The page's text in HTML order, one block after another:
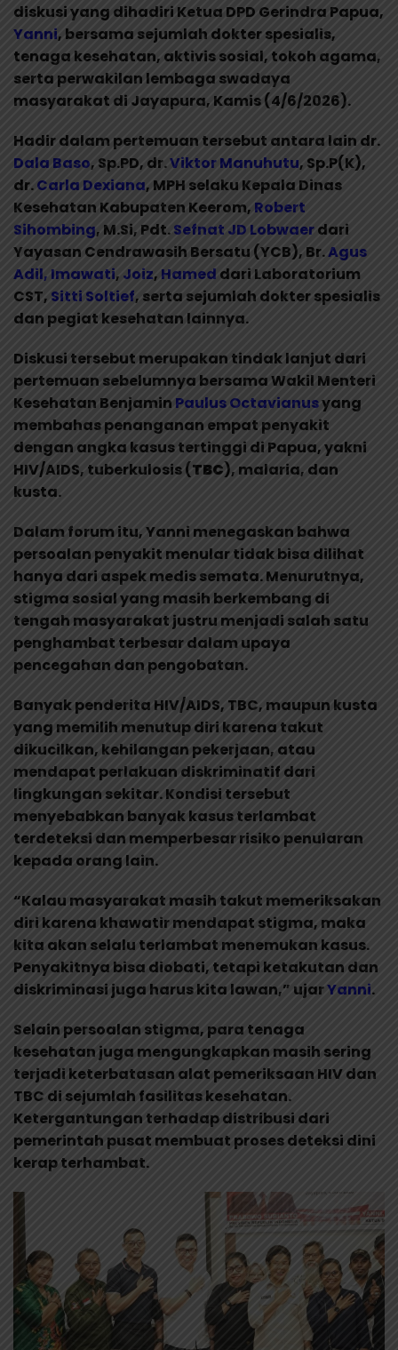
diskusi yang dihadiri Ketua DPD Gerindra Papua,
Yanni, bersama sejumlah dokter spesialis,
tenaga kesehatan, aktivis sosial, tokoh agama,
serta perwakilan lembaga swadaya
masyarakat di Jayapura, Kamis (4/6/2026).
Hadir dalam pertemuan tersebut antara lain dr.
Dala Baso, Sp.PD, dr.Viktor Manuhutu, Sp.P(K),
dr.Carla Dexiana, MPH selaku Kepala Dinas
Kesehatan Kabupaten Keerom, Robert
Sihombing, M.Si, Pdt.Sefnat JD Lobwaerdari
Yayasan Cendrawasih Bersatu (YCB), Br.Agus
Adil, Imawati, Joiz, Hamed dari Laboratorium
CST, Sitti Soltief, serta sejumlah dokter spesialis
dan pegiat kesehatan lainnya.
Diskusi tersebut merupakan tindak lanjut dari
pertemuan sebelumnya bersama Wakil Menteri
Kesehatan Benjamin Paulus Octavianusyang
membahas penanganan empat penyakit
dengan angka kasus tertinggi di Papua, yakni
HIV/AIDS, tuberkulosis (TBC), malaria, dan
kusta.
Dalam forum itu, Yanni menegaskan bahwa
persoalan penyakit menular tidak bisa dilihat
hanya dari aspek medis semata. Menurutnya,
stigma sosial yang masih berkembang di
tengah masyarakat justru menjadi salah satu
penghambat terbesar dalam upaya
pencegahan dan pengobatan.
Banyak penderita HIV/AIDS, TBC, maupun kusta
yang memilih menutup diri karena takut
dikucilkan, kehilangan pekerjaan, atau
mendapat perlakuan diskriminatif dari
lingkungan sekitar. Kondisi tersebut
menyebabkan banyak kasus terlambat
terdeteksi dan memperbesar risiko penularan
kepada orang lain.
“Kalau masyarakat masih takut memeriksakan
diri karena khawatir mendapat stigma, maka
kita akan selalu terlambat menemukan kasus.
Penyakitnya bisa diobati, tetapi ketakutan dan
diskriminasi juga harus kita lawan,” ujarYanni.
Selain persoalan stigma, para tenaga
kesehatan juga mengungkapkan masih sering
terjadi keterbatasan alat pemeriksaan HIV dan
TBC di sejumlah fasilitas kesehatan.
Ketergantungan terhadap distribusi dari
pemerintah pusat membuat proses deteksi dini
kerap terhambat.